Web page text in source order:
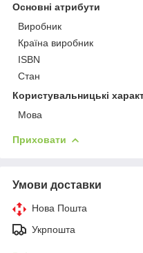
Основні атрибути
Виробник
Країна виробник
ISBN
Стан
Користувальницькі
Мова
Приховати
Умови доставки
Нова Пошта
Укрпошта